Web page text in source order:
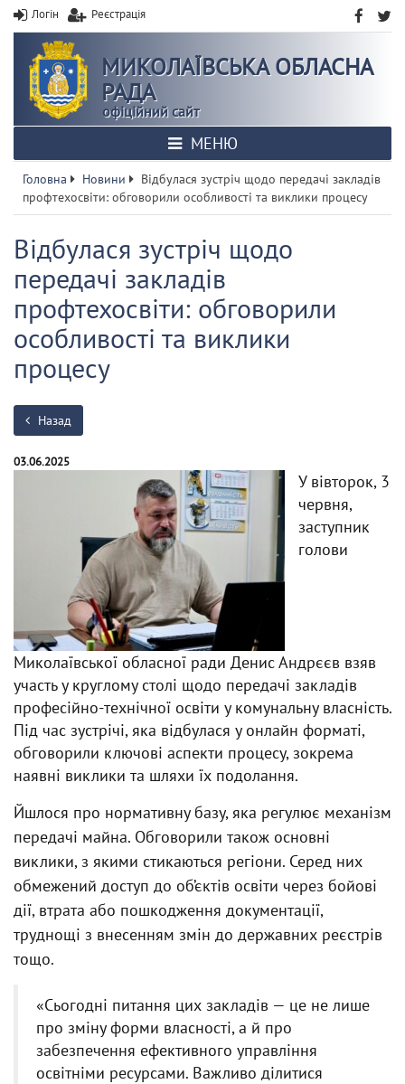
Логін Реєстрація
МИКОЛАЇВСЬКА ОБЛАСНА
РАДА
офіційний сайт
МЕНЮ
Головна Новини
Відбулася зустріч щодо передачі закладів
профтехосвіти: обговорили особливості та виклики процесу
Відбулася зустріч щодо
передачі закладів
профтехосвіти: обговорили
особливості та виклики
процесу
Назад
03.06.2025
У вівторок, 3
червня,
заступник
голови
Миколаївської обласної ради Денис Андрєєв взяв
участь у круглому столі щодо передачі закладів
професійно-технічної освіти у комунальну власність.
Під час зустрічі, яка відбулася у онлайн форматі,
обговорили ключові аспекти процесу, зокрема
наявні виклики та шляхи їх подолання.
Йшлося про нормативну базу, яка регулює механізм
передачі майна. Обговорили також основні
виклики, з якими стикаються регіони. Серед них
обмежений доступ до об’єктів освіти через бойові
дії, втрата або пошкодження документації,
труднощі з внесенням змін до державних реєстрів
тощо.
«Сьогодні питання цих закладів — це не лише
про зміну форми власності, а й про
забезпечення ефективного управління
освітніми ресурсами. Важливо ділитися